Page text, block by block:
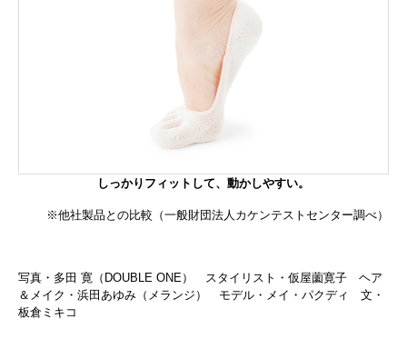
しっかりフィットして、動かしやすい。
※他社製品との比較（一般財団法人カケンテストセンター調べ）
写真・多田 寛（DOUBLE ONE） スタイリスト・仮屋薗寛子 ヘア
＆メイク・浜田あゆみ（メランジ） モデル・メイ・パクディ 文・
板倉ミキコ